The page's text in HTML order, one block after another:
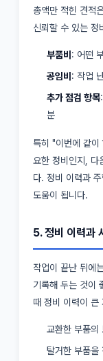
총액만 적힌 견적
신뢰할 수 있는 정
부품비 : 어떤
공임비 : 작업
추가 점검 항목
분
특히 "이번에 같
요한 정비인지, 다
다. 정비 이력과
도움이 됩니다.
5. 정비 이력과
작업이 끝난 뒤에
기록해 두는 것이
때 정비 이력이 큰
교환한 부품의
탈거한 부품을